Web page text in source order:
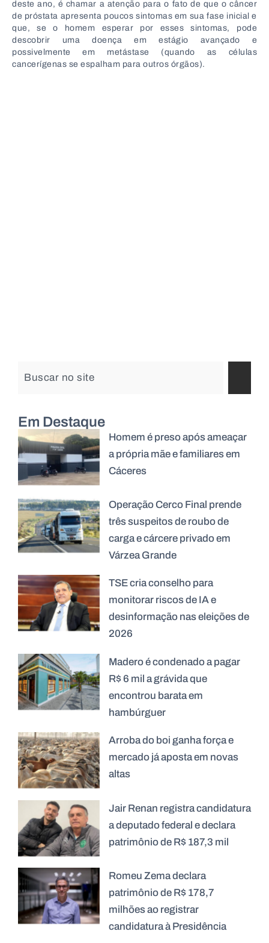
deste ano, é chamar a atenção para o fato de que o câncer
de próstata apresenta poucos sintomas em sua fase inicial e
que, se o homem esperar por esses sintomas, pode
descobrir uma doença em estágio avançado e
possivelmente em metástase (quando as células
cancerígenas se espalham para outros órgãos).
Em Destaque
Homem é preso após ameaçar
a própria mãe e familiares em
Cáceres
Operação Cerco Final prende
três suspeitos de roubo de
carga e cárcere privado em
Várzea Grande
TSE cria conselho para
monitorar riscos de IA e
desinformação nas eleições de
2026
Madero é condenado a pagar
R$ 6 mil a grávida que
encontrou barata em
hambúrguer
Arroba do boi ganha força e
mercado já aposta em novas
altas
Jair Renan registra candidatura
a deputado federal e declara
patrimônio de R$ 187,3 mil
Romeu Zema declara
patrimônio de R$ 178,7
milhões ao registrar
candidatura à Presidência